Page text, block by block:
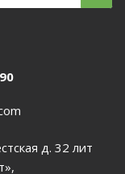
д. 32 лит